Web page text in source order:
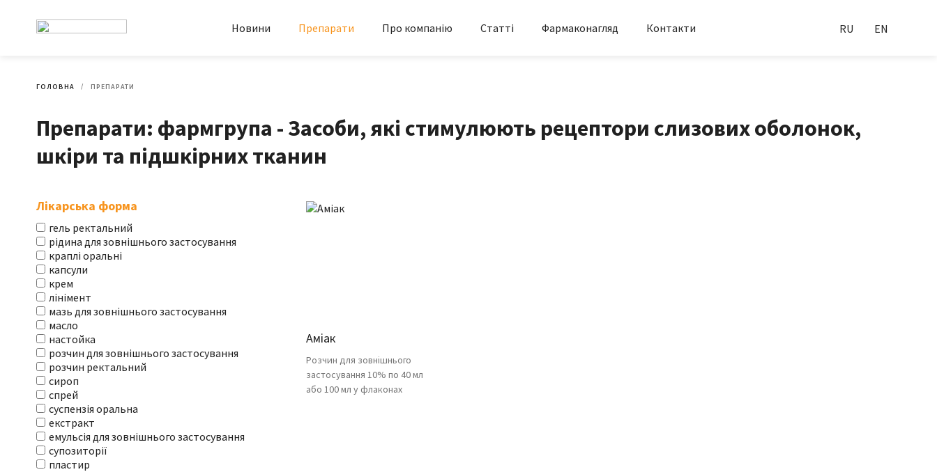
Новини Препарати Про компанію Статті Фармаконагляд Контакти RU EN
ГОЛОВНА ПРЕПАРАТИ
Препарати: фармгрупа - Засоби, які стимулюють рецептори слизових оболонок,
шкіри та підшкірних тканин
Лікарська форма
гель ректальний
рідина для зовнішнього застосування
краплі оральні
капсули
крем
лінімент
мазь для зовнішнього застосування
масло
настойка
розчин для зовнішнього застосування
розчин ректальний
сироп
спрей
суспензія оральна
екстракт
емульсія для зовнішнього застосування
супозиторії
пластир
Аміак
Розчин для зовнішнього
застосування 10% по 40 мл
або 100 мл у флаконах